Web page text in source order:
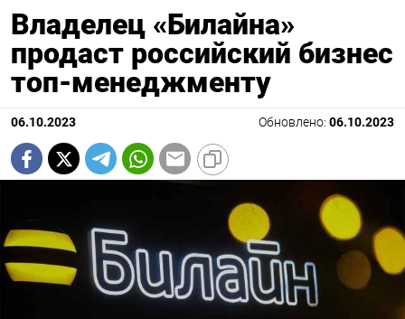
Владелец «Билайна»
продаст российский бизнес
топ-менеджменту
06.10.2023 Обновлено: 06.10.2023